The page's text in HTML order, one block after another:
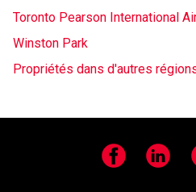
Toronto Pearson International
Winston Park
Propriétés dans d'autres
Facebook LinkedIn